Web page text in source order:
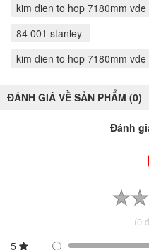
kim dien to hop 7180mm vde
84 001 stanley
kim dien to hop 7180mm
ĐÁNH GIÁ VỀ SẢN PHẨM (0)
Đánh
(0
5